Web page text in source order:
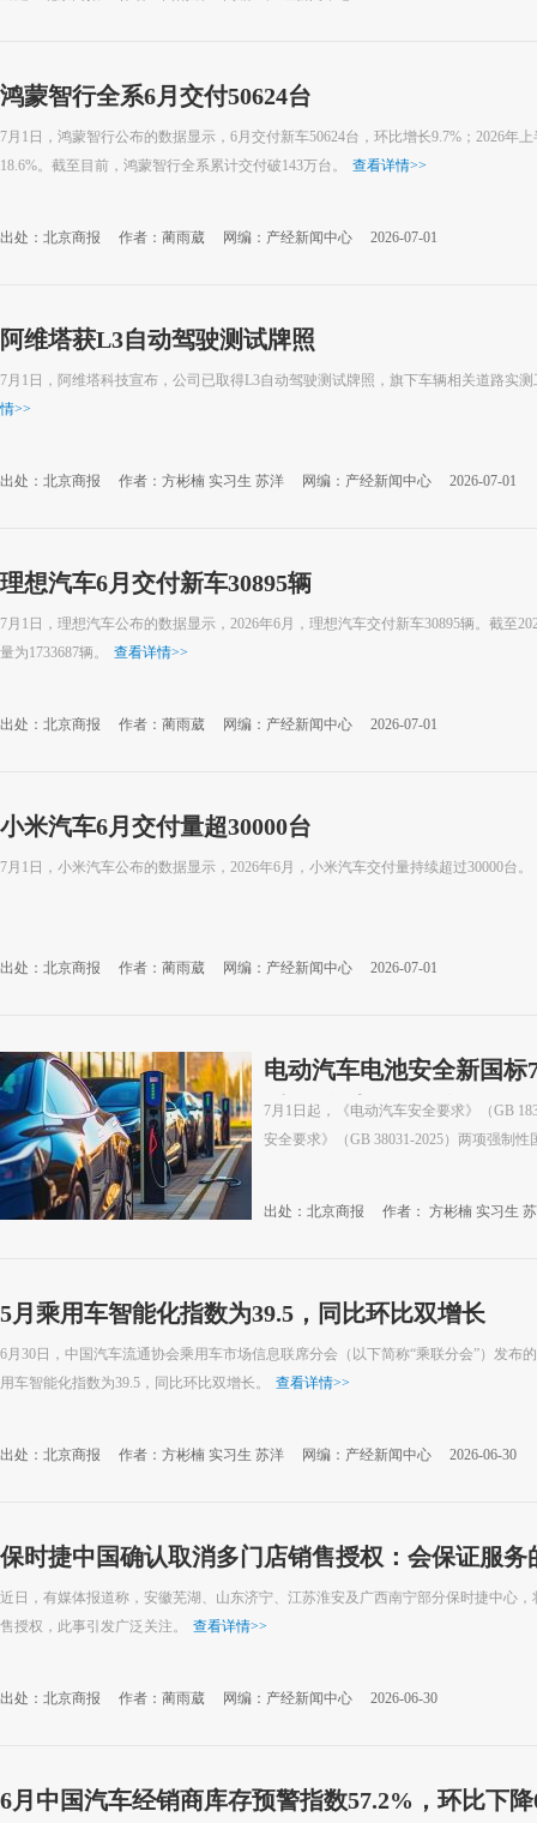
鸿蒙智行全系6月交付50624台
7月1日，鸿蒙智行公布的数据显示，6月交付新车50624台，环比增长9.7%；2026年
18.6%。截至目前，鸿蒙智行全系累计交付破143万台。
查看详情>>
出处：北京商报 作者：蔺雨葳 网编：产经新闻中心 2026-07-01
阿维塔获L3自动驾驶测试牌照
7月1日，阿维塔科技宣布，公司已取得L3自动驾驶测试牌照，旗下车辆相关道路实
情>>
出处：北京商报 作者：方彬楠 实习生 苏洋 网编：产经新闻中心 2026-07-01
理想汽车6月交付新车30895辆
7月1日，理想汽车公布的数据显示，2026年6月，理想汽车交付新车30895辆。截至
量为1733687辆。
查看详情>>
出处：北京商报 作者：蔺雨葳 网编：产经新闻中心 2026-07-01
小米汽车6月交付量超30000台
7月1日，小米汽车公布的数据显示，2026年6月，小米汽车交付量持续超过30000台。
出处：北京商报 作者：蔺雨葳 网编：产经新闻中心 2026-07-01
电动汽车电池安全新国标
后“不起火、不爆炸”
7月1日起，《电动汽车安全要求》（GB
安全要求》（GB 38031-2025）两项强制
出处：北京商报
作者： 方彬楠 实习生
5月乘用车智能化指数为39.5，同比环比双增长
6月30日，中国汽车流通协会乘用车市场信息联席分会（以下简称“乘联分会”）发布
用车智能化指数为39.5，同比环比双增长。
查看详情>>
出处：北京商报 作者：方彬楠 实习生 苏洋 网编：产经新闻中心 2026-06-30
保时捷中国确认取消多门店销售授权：会保证服务
近日，有媒体报道称，安徽芜湖、山东济宁、江苏淮安及广西南宁部分保时捷中心
售授权，此事引发广泛关注。
查看详情>>
出处：北京商报 作者：蔺雨葳 网编：产经新闻中心 2026-06-30
6月中国汽车经销商库存预警指数57.2%，环比下